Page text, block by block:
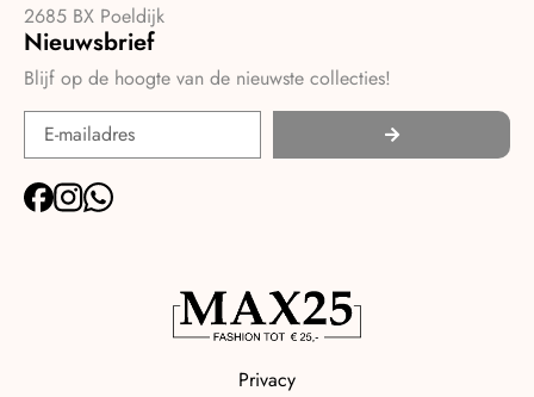
2685 BX Poeldijk
Nieuwsbrief
Blijf op de hoogte van de nieuwste collecties!
Privacy